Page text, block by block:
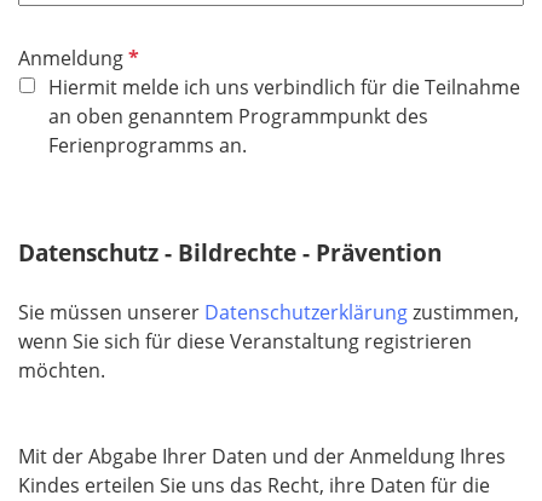
d
AnmeldungP
f
i
f
d
Hiermit melde ich uns verbindlich für die Teilnahme
an oben genanntem Programmpunkt des
Ferienprogramms an.
Datenschutz - Bildrechte - Prävention
Sie müssen unserer Datenschutzerklärungzustimmen,
wenn Sie sich für diese Veranstaltung registrieren
möchten.
Mit der Abgabe Ihrer Daten und der Anmeldung Ihres
Kindes erteilen Sie uns das Recht, ihre Daten für die